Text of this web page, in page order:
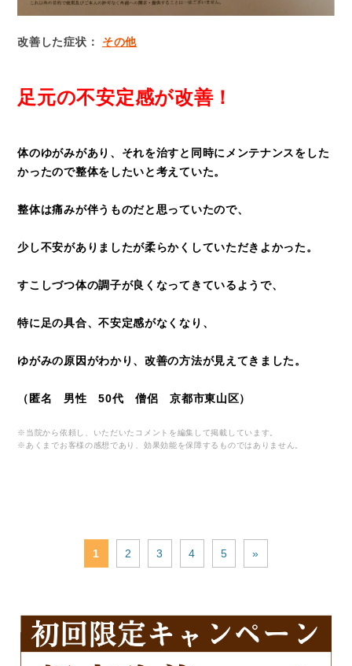
改善した症状： その他
足元の不安定感が改善！
体のゆがみがあり、それを治すと同時にメンテナンスをした
かったので整体をしたいと考えていた。
整体は痛みが伴うものだと思っていたので、
少し不安がありましたが柔らかくしていただきよかった。
すこしづつ体の調子が良くなってきているようで、
特に足の具合、不安定感がなくなり、
ゆがみの原因がわかり、改善の方法が見えてきました。
（匿名 男性 50代 僧侶 京都市東山区）
※当院から依頼し、いただいたコメントを編集して掲載しています。
※あくまでお客様の感想であり、効果効能を保障するものではありません。
1 2 3 4 5 »